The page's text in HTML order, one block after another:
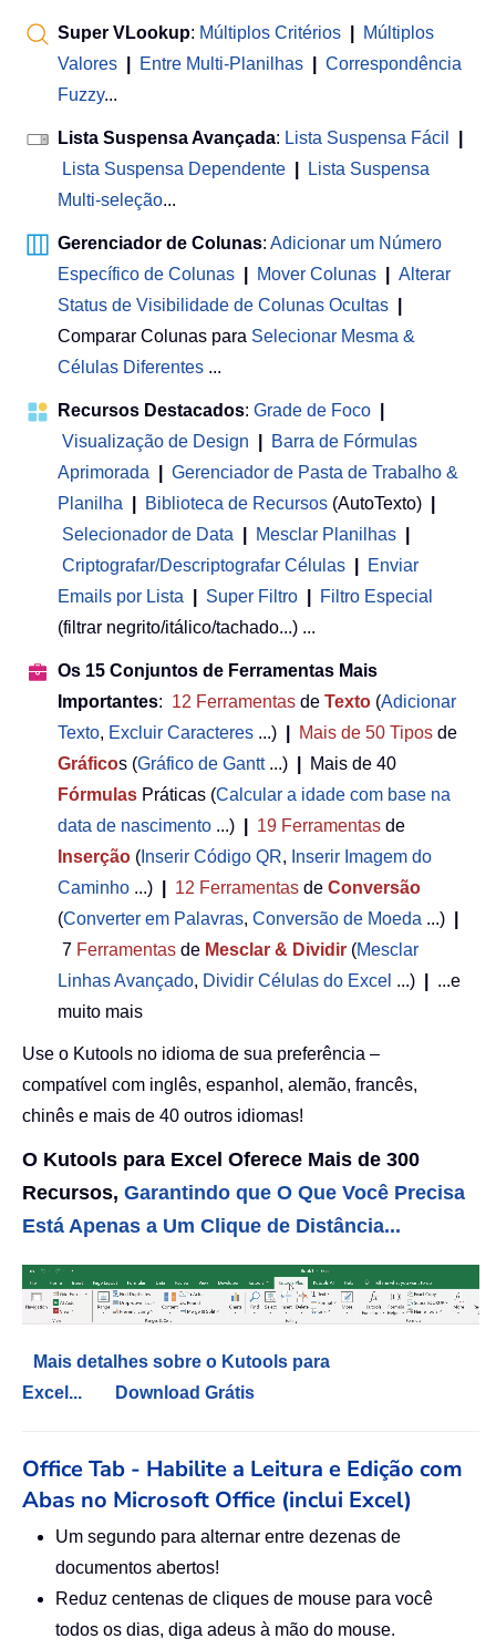
Super VLookup: Múltiplos Critérios
Múltiplos
Valores
Entre Multi-Planilhas
Correspondência
Fuzzy...
Lista Suspensa Avançada: Lista Suspensa Fácil
Lista Suspensa Dependente
Lista Suspensa
Multi-seleção...
Gerenciador de Colunas: Adicionar um Número
Específico de Colunas
Mover Colunas
Alterar
Status de Visibilidade de Colunas Ocultas
Comparar Colunas para Selecionar Mesma &
Células Diferentes ...
Recursos Destacados: Grade de Foco
Visualização de Design
Barra de Fórmulas
Aprimorada
Gerenciador de Pasta de Trabalho &
Planilha
Biblioteca de Recursos (AutoTexto)
Selecionador de Data
Mesclar Planilhas
Criptografar/Descriptografar Células
Enviar
Emails por Lista
Super Filtro
Filtro Especial
(filtrar negrito/itálico/tachado...) ...
Os 15 Conjuntos de Ferramentas Mais
Importantes: 12 Ferramentas de Texto (Adicionar
Texto, Excluir Caracteres ...) Mais de 50 Tipos de
Gráficos (Gráfico de Gantt...)
Mais de 40
Fórmulas Práticas (Calcular a idade com base na
data de nascimento ...) 19 Ferramentas de
Inserção ( Inserir Código QR, Inserir Imagem do
Caminho ...) 12 Ferramentas de Conversão
(Converter em Palavras, Conversão de Moeda ...)
7 Ferramentas de Mesclar & Dividir (Mesclar
Linhas Avançado, Dividir Células do Excel ...)
...e
muito mais
Use o Kutools no idioma de sua preferência –
compatível com inglês, espanhol, alemão, francês,
chinês e mais de 40 outros idiomas!
O Kutools para Excel Oferece Mais de 300
Recursos, Garantindo que O Que Você Precisa
Está Apenas a Um Clique de Distância...
Mais detalhes sobre o Kutools para
Excel...
Download Grátis
Office Tab - Habilite a Leitura e Edição com
Abas no Microsoft Office (inclui Excel)
Um segundo para alternar entre dezenas de
documentos abertos!
Reduz centenas de cliques de mouse para você
todos os dias, diga adeus à mão do mouse.